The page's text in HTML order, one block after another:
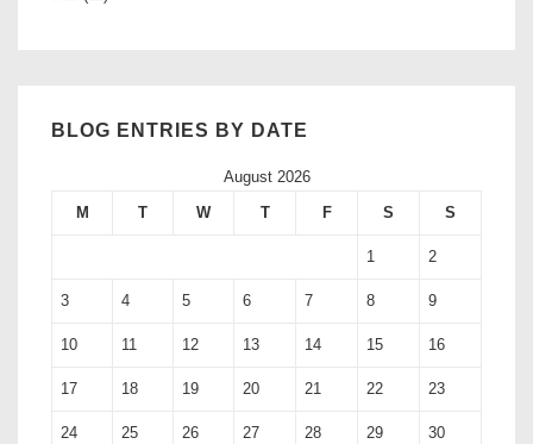
BLOG ENTRIES BY DATE
August 2026
M
T W T F S S
1 2
3 4 5 6 7 8 9
10 11 12 13 14 15 16
17 18 19 20 21 22 23
24 25 26 27 28 29 30